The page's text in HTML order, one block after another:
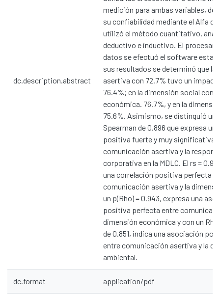
dc.description.abstract
medición para ambas variables,
su confiabilidad mediante el Alfa de
utilizó el método cuantitativo,
deductivo e inductivo. El
datos se efectuó el software
sus resultados se determinó que la
asertiva con 72.7% tuvo un
76.4%; en la dimensión social con
económica. 76.7%, y en la
75.6%. Asimismo, se distinguió un
Spearman de 0.896 que expresa
positiva fuerte y muy significativa
comunicación asertiva y la
corporativa en la MDLC. El rs =
una correlación positiva perfecta
comunicación asertiva y la
un p(Rho) = 0.943, expresa una
positiva perfecta entre
dimensión económica y con un Rho
de 0.851, indica una asociación
entre comunicación asertiva y la
ambiental.
dc.format application/pdf